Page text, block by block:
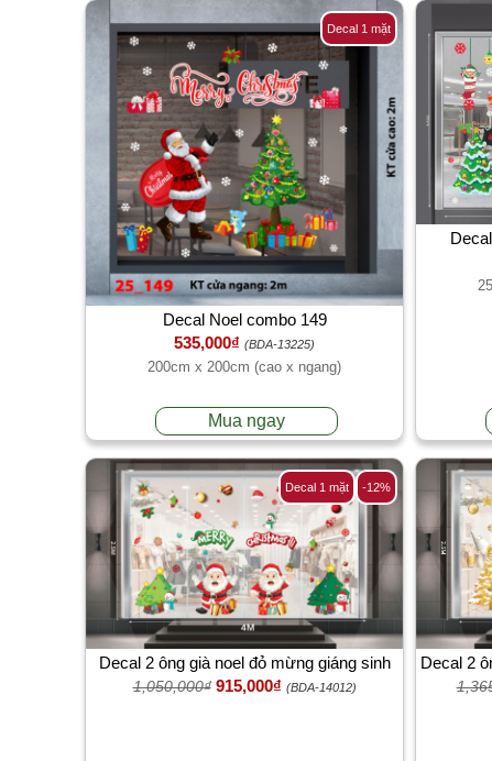
Decal 1 mặt
Decal Noel combo 149
535,000₫ (BDA-13225)
200cm x 200cm (cao x ngang)
Mua ngay
Decal 1 mặt -12%
Decal 2 ông già noel đỏ mừng giáng sinh
2025
1,050,000₫ 915,000₫ (BDA-14012)
Decal 2